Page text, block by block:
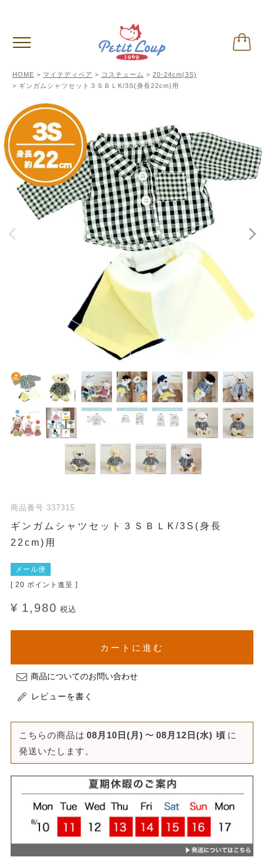
HOME マイテディベア コスチューム
20-24cm(3S)
ギンガムシャツセット３ＳＢＬK/3S(身長22cm)用
商品番号 337315
ギンガムシャツセット３ＳＢＬK/3S(身長
22cm)用
メール便
[ 20 ポイント進呈 ]
¥ 1,980 税込
カートに進む
商品についてのお問い合わせ
レビューを書く
こちらの商品は 08月10日(月) 〜 08月12日(水) 頃 に
発送いたします。